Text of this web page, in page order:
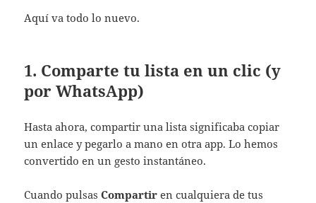
Aquí va todo lo nuevo.
1. Comparte tu lista en un clic (y
por WhatsApp)
Hasta ahora, compartir una lista significaba copiar
un enlace y pegarlo a mano en otra app. Lo hemos
convertido en un gesto instantáneo.
Cuando pulsasCompartir en cualquiera de tus